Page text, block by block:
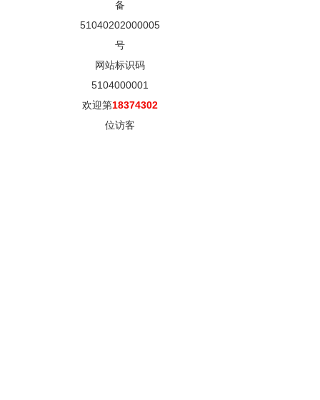
备
51040202000005
号
网站标识码
5104000001
欢迎第18374302
位访客